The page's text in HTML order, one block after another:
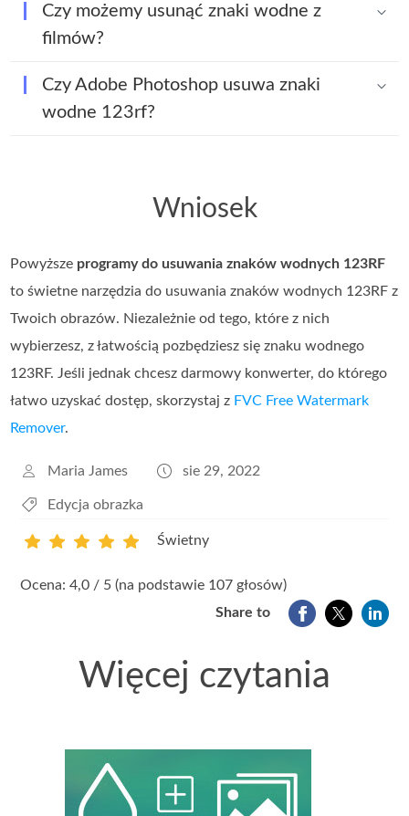
Czy możemy usunąć znaki wodne z
filmów?
Czy Adobe Photoshop usuwa znaki
wodne 123rf?
Wniosek
Powyższe programy do usuwania znaków wodnych 123RF
to świetne narzędzia do usuwania znaków wodnych 123RF z
Twoich obrazów. Niezależnie od tego, które z nich
wybierzesz, z łatwością pozbędziesz się znaku wodnego
123RF. Jeśli jednak chcesz darmowy konwerter, do którego
łatwo uzyskać dostęp, skorzystaj z FVC Free Watermark
Remover.
Maria James sie 29, 2022
Edycja obrazka
Świetny
Ocena: 4,0 / 5 (na podstawie 107 głosów)
Share to
Więcej czytania